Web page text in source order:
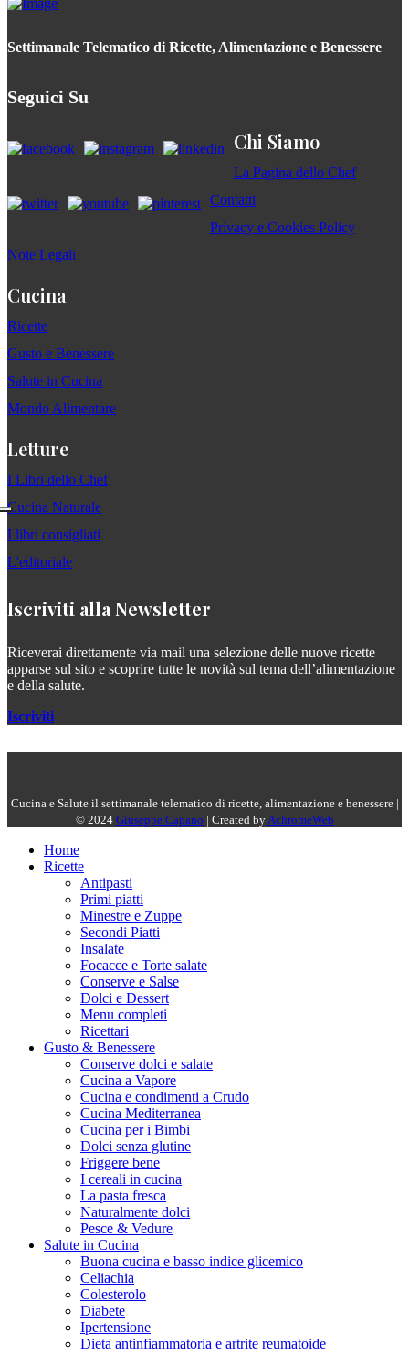
Settimanale Telematico di Ricette, Alimentazione e Benessere
Seguici Su
Chi Siamo
La Pagina dello Chef
Contatti
Privacy e Cookies Policy
Note Legali
Cucina
Ricette
Gusto e Benessere
Salute in Cucina
Mondo Alimentare
Letture
I Libri dello Chef
Cucina Naturale
I libri consigliati
L'editoriale
Iscriviti alla Newsletter
Riceverai direttamente via mail una selezione delle nuove ricette
apparse sul sito e scoprire tutte le novità sul tema dell’alimentazione
e della salute.
Iscriviti
Cucina e Salute il settimanale telematico di ricette, alimentazione e benessere |
© 2024 Giuseppe Capano | Created byAchromeWeb
Home
Ricette
Antipasti
Primi piatti
Minestre e Zuppe
Secondi Piatti
Insalate
Focacce e Torte salate
Conserve e Salse
Dolci e Dessert
Menu completi
Ricettari
Gusto & Benessere
Conserve dolci e salate
Cucina a Vapore
Cucina e condimenti a Crudo
Cucina Mediterranea
Cucina per i Bimbi
Dolci senza glutine
Friggere bene
I cereali in cucina
La pasta fresca
Naturalmente dolci
Pesce & Vedure
Salute in Cucina
Buona cucina e basso indice glicemico
Celiachia
Colesterolo
Diabete
Ipertensione
Dieta antinfiammatoria e artrite reumatoide